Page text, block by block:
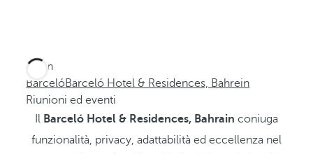
Sei in
BarcelóBarceló Hotel & Residences, Bahrein
Riunioni ed eventi
Il Barceló Hotel & Residences, Bahrain coniuga
funzionalità, privacy, adattabilità ed eccellenza nel